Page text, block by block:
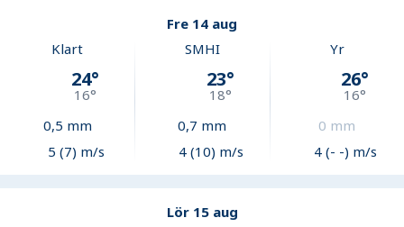
Fre 14 aug
Klart
24°
16°
0,5 mm
5 (7) m/s
SMHI
23°
18°
0,7 mm
4 (10) m/s
Yr
26°
16°
0 mm
4 (- -) m/s
Lör 15 aug